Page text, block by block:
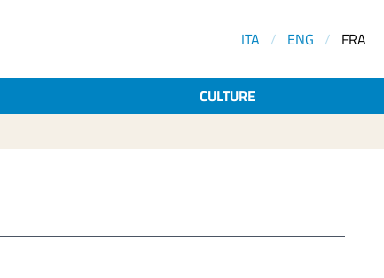
ITA / ENG / FRA
CULTURE